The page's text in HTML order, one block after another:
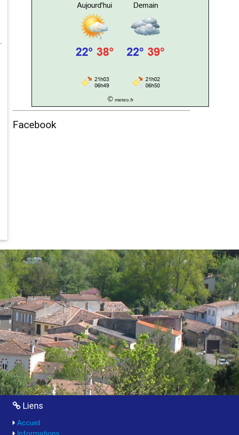
© meteo.fr
Facebook
Liens
Accueil